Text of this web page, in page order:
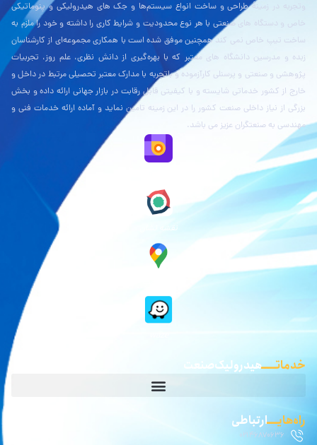
وتجربه در زمینۀ طراحی و ساخت انواع سیستم‌ها و جک های هیدرولیکی و پنوماتیکی
خاص و دستگاه های صنعتی با هر نوع محدودیت و شرایط کاری را داشته و خود را ملزم به
ساخت تیپ خاص نمی کند همچنین موفق شده است با همکاری مجموعه‌ای از کارشناسان
زبده و مدرسین دانشگاه های معتبر که با بهره‌گیری از دانش نظری، علم روز، تجربیات
پژوهشی و صنعتی و پرسنلی کارآزموده و باتجربه با مدارک معتبر تحصیلی مرتبط در داخل و
خارج از کشور خدماتی شایسته و با کیفیتی قابل رقابت در بازار جهانی ارائه داده و بخش
بزرگی از نیاز داخلی صنعت کشور را در این زمینه تامین نماید و آماده ارائه خدمات فنی و
مهندسی به صنعتگران عزیز می باشد.
نقشه نشان
خدماتـــــهیدرولیک صنعت
راه‌هایــــارتباطی
02146870636